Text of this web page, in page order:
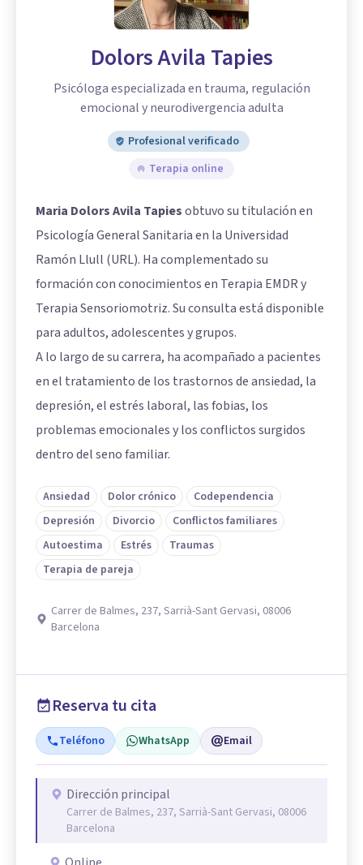
Dolors Avila Tapies
Psicóloga especializada en trauma, regulación
emocional y neurodivergencia adulta
Profesional verificado
Terapia online
Maria Dolors Avila Tapiesobtuvo su titulación en
Psicología General Sanitaria en la Universidad
Ramón Llull (URL). Ha complementado su
formación con conocimientos en Terapia EMDR y
Terapia Sensoriomotriz. Su consulta está disponible
para adultos, adolescentes y grupos.
A lo largo de su carrera, ha acompañado a pacientes
en el tratamiento de los trastornos de ansiedad, la
depresión, el estrés laboral, las fobias, los
problemas emocionales y los conflictos surgidos
dentro del seno familiar.
Ansiedad Dolor crónico
Codependencia
Depresión
Divorcio
Conflictos familiares
Autoestima
Estrés
Traumas
Terapia de pareja
Carrer de Balmes, 237, Sarrià-Sant Gervasi, 08006
Barcelona
Reserva tu cita
Teléfono WhatsApp Email
Dirección principal
Carrer de Balmes, 237, Sarrià-Sant Gervasi, 08006
Barcelona